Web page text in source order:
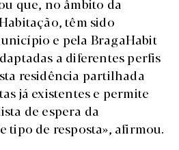
têm sido
e pela BragaHabit
a diferentes perfis
residência partilhada
já existentes e permite
de espera da
tipo de resposta», afirmou.